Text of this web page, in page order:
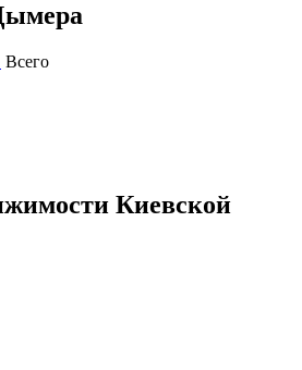
Всего
Киевской